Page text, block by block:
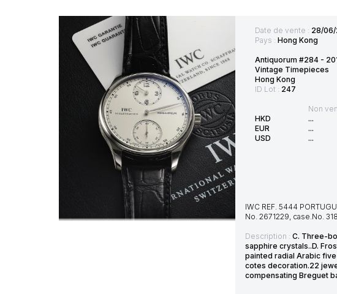
Date de vente : 28/06/
Pays : Hong Kong
Antiquorum #284 -
Vintage Timepieces
Hong Kong
ID Lot : 247
HKD
EUR
USD
Non
...
...
...
IWC REF. 5444
No. 2671229, case.No.
Description : C. Three-
sapphire crystals..D.
painted radial Arabic
cotes decoration.22
compensating Breguet